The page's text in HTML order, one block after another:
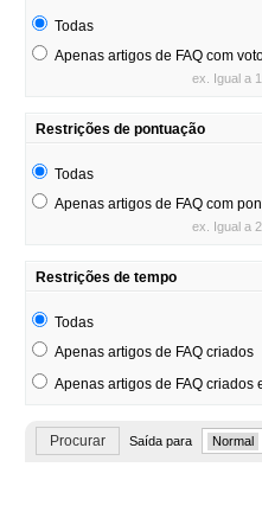
Todas
Apenas artigos de FAQ com
ex. Igual a
Restrições de pontuação
Todas
Apenas artigos de FAQ com
ex. Igual a
Restrições de tempo
Todas
Apenas artigos de FAQ criados
Apenas artigos de FAQ criados
Procurar Saída para Normal